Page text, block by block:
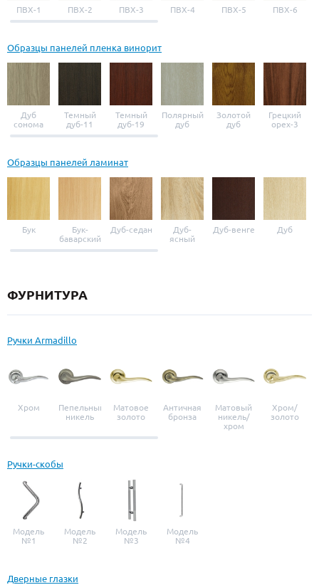
ПВХ-1 ПВХ-2 ПВХ-3 ПВХ-4 ПВХ-5 ПВХ-6
Образцы панелей пленка винорит
Дуб
сонома
Темный
дуб-11
Темный
дуб-19
Полярный
дуб
Золотой
дуб
Грецкий
орех-3
Образцы панелей ламинат
Бук
Бук-
баварский
Дуб-седан
Дуб-
ясный
Дуб-венге
Дуб
ФУРНИТУРА
Ручки Armadillo
Хром
Пепельный
никель
Матовое
золото
Античная
бронза
Матовый
никель/
хром
Хром/
золото
Ручки-скобы
Модель
№1
Модель
№2
Модель
№3
Модель
№4
Дверные глазки